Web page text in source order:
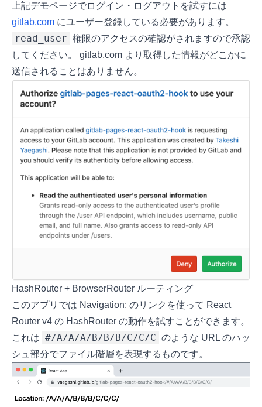
上記デモページでログイン・ログアウトを試すには
gitlab.com にユーザー登録している必要があります。
read_user 権限のアクセスの確認がされますので承認
してください。 gitlab.com より取得した情報がどこかに
送信されることはありません。
HashRouter + BrowserRouter ルーティング
このアプリでは Navigation: のリンクを使って React
Router v4 の HashRouter の動作を試すことができます。
これは #/A/A/A/B/B/B/C/C/C のような URL のハッ
シュ部分でファイル階層を表現するものです。